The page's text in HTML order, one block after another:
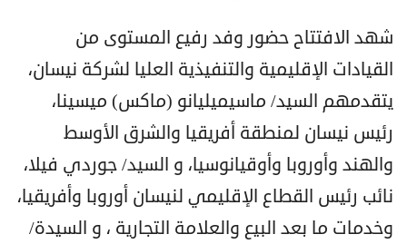
شهد الافتتاح حضور وفد رفيع المستوى من
القيادات الإقليمية والتنفيذية العليا لشركة نيسان،
يتقدمهم السيد/ ماسيميليانو (ماكس) ميسينا،
رئيس نيسان لمنطقة أفريقيا والشرق الأوسط
والهند وأوروبا وأوقيانوسيا، و السيد/ جوردي فيلا،
نائب رئيس القطاع الإقليمي لنيسان أوروبا وأفريقيا،
وخدمات ما بعد البيع والعلامة التجارية ، و السيدة/